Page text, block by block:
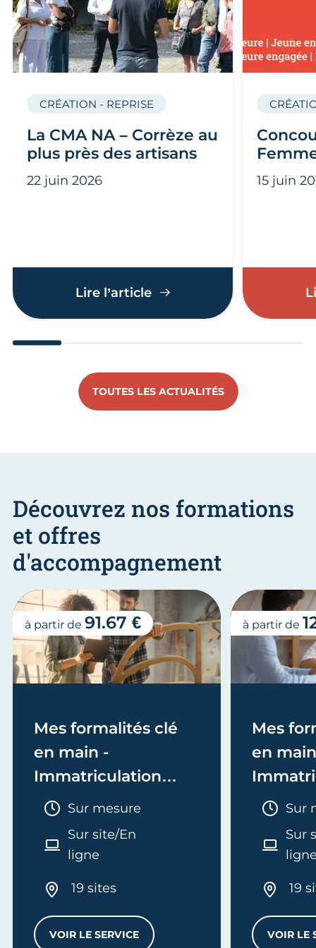
La CMA NA – Corrèze au
plus près des artisans
CRÉATION - REPRISE
22 juin 2026
Lire l’articleLa CMA NA – Corrèze
15 juin
TOUTES LES ACTUALITÉS
Découvrez nos formations
et offres
d'accompagnement
VOS TARIFS
Mes formalités clé
en main -
Immatriculation
(EI/Micro-entreprise
Durée :
Sur mesure
Sur site/En
ligne
19 sites
VOIR LE SERVICEMES FORMALITÉS CLÉ EN MAIN -
à partir de 91.67 €
Mes
en
Sur
Sur
19
VOIR LE
à partir de